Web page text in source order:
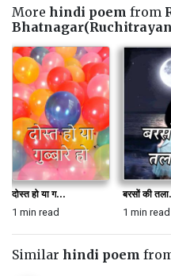
More hindi poem from
दोस्त हो या ग...
1 min read
बरसों की
1 min read
Similar hindi poem